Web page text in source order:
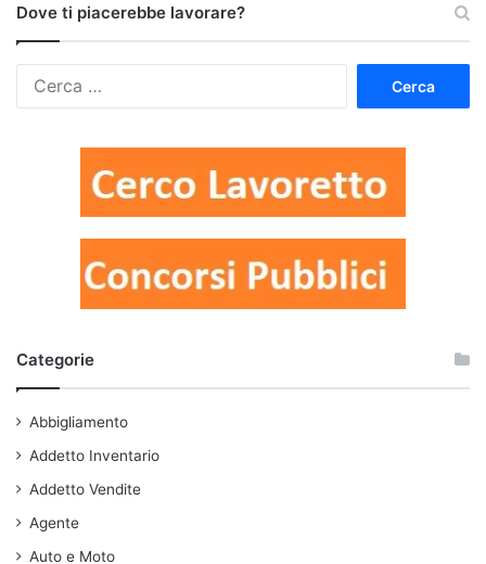
Dove ti piacerebbe lavorare?
Categorie
Abbigliamento
Addetto Inventario
Addetto Vendite
Agente
Auto e Moto